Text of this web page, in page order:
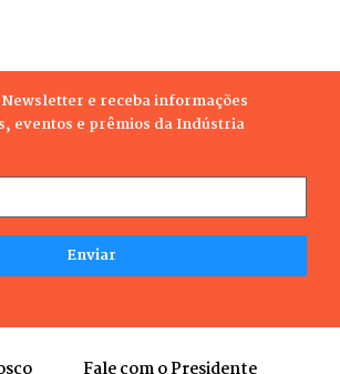
e receba informações
eventos e prêmios da Indústria